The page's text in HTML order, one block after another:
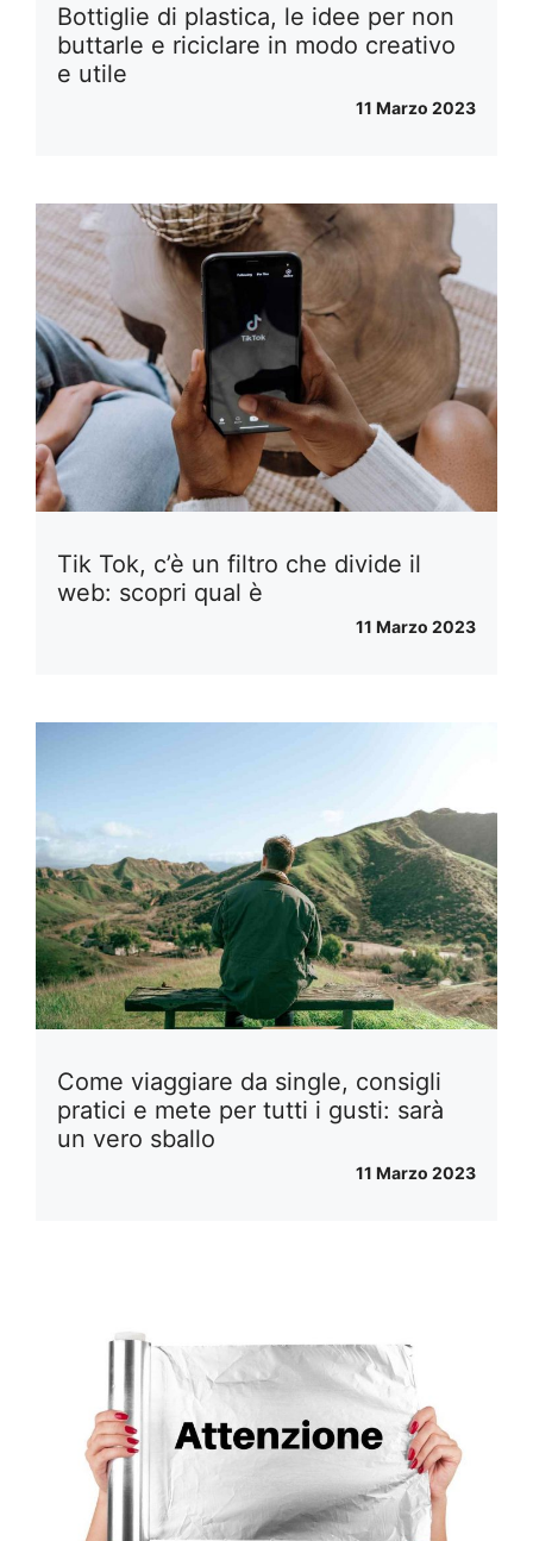
Bottiglie di plastica, le idee per non
buttarle e riciclare in modo creativo
e utile
11 Marzo 2023
Tik Tok, c’è un filtro che divide il
web: scopri qual è
11 Marzo 2023
Come viaggiare da single, consigli
pratici e mete per tutti i gusti: sarà
un vero sballo
11 Marzo 2023